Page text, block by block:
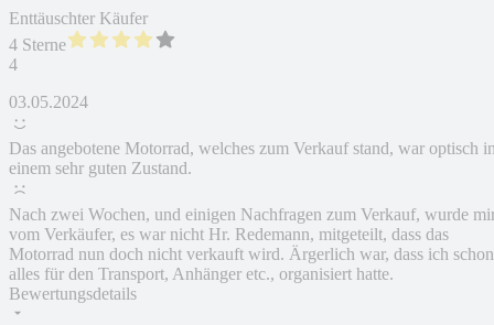
Enttäuschter Käufer
4 Sterne
4
03.05.2024
Das angebotene Motorrad, welches zum Verkauf stand, war optisch
einem sehr guten Zustand.
Nach zwei Wochen, und einigen Nachfragen zum Verkauf, wurde
vom Verkäufer, es war nicht Hr. Redemann, mitgeteilt, dass das
Motorrad nun doch nicht verkauft wird. Ärgerlich war, dass ich schon
alles für den Transport, Anhänger etc., organisiert hatte.
Bewertungsdetails